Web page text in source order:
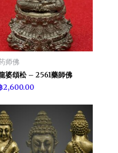
师佛
婆頌松 – 2561藥師佛
2,600.00